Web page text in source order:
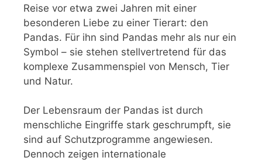
Reise vor etwa zwei Jahren mit einer
besonderen Liebe zu einer Tierart: den
Pandas. Für ihn sind Pandas mehr als nur ein
Symbol – sie stehen stellvertretend für das
komplexe Zusammenspiel von Mensch, Tier
und Natur.
Der Lebensraum der Pandas ist durch
menschliche Eingriffe stark geschrumpft, sie
sind auf Schutzprogramme angewiesen.
Dennoch zeigen internationale